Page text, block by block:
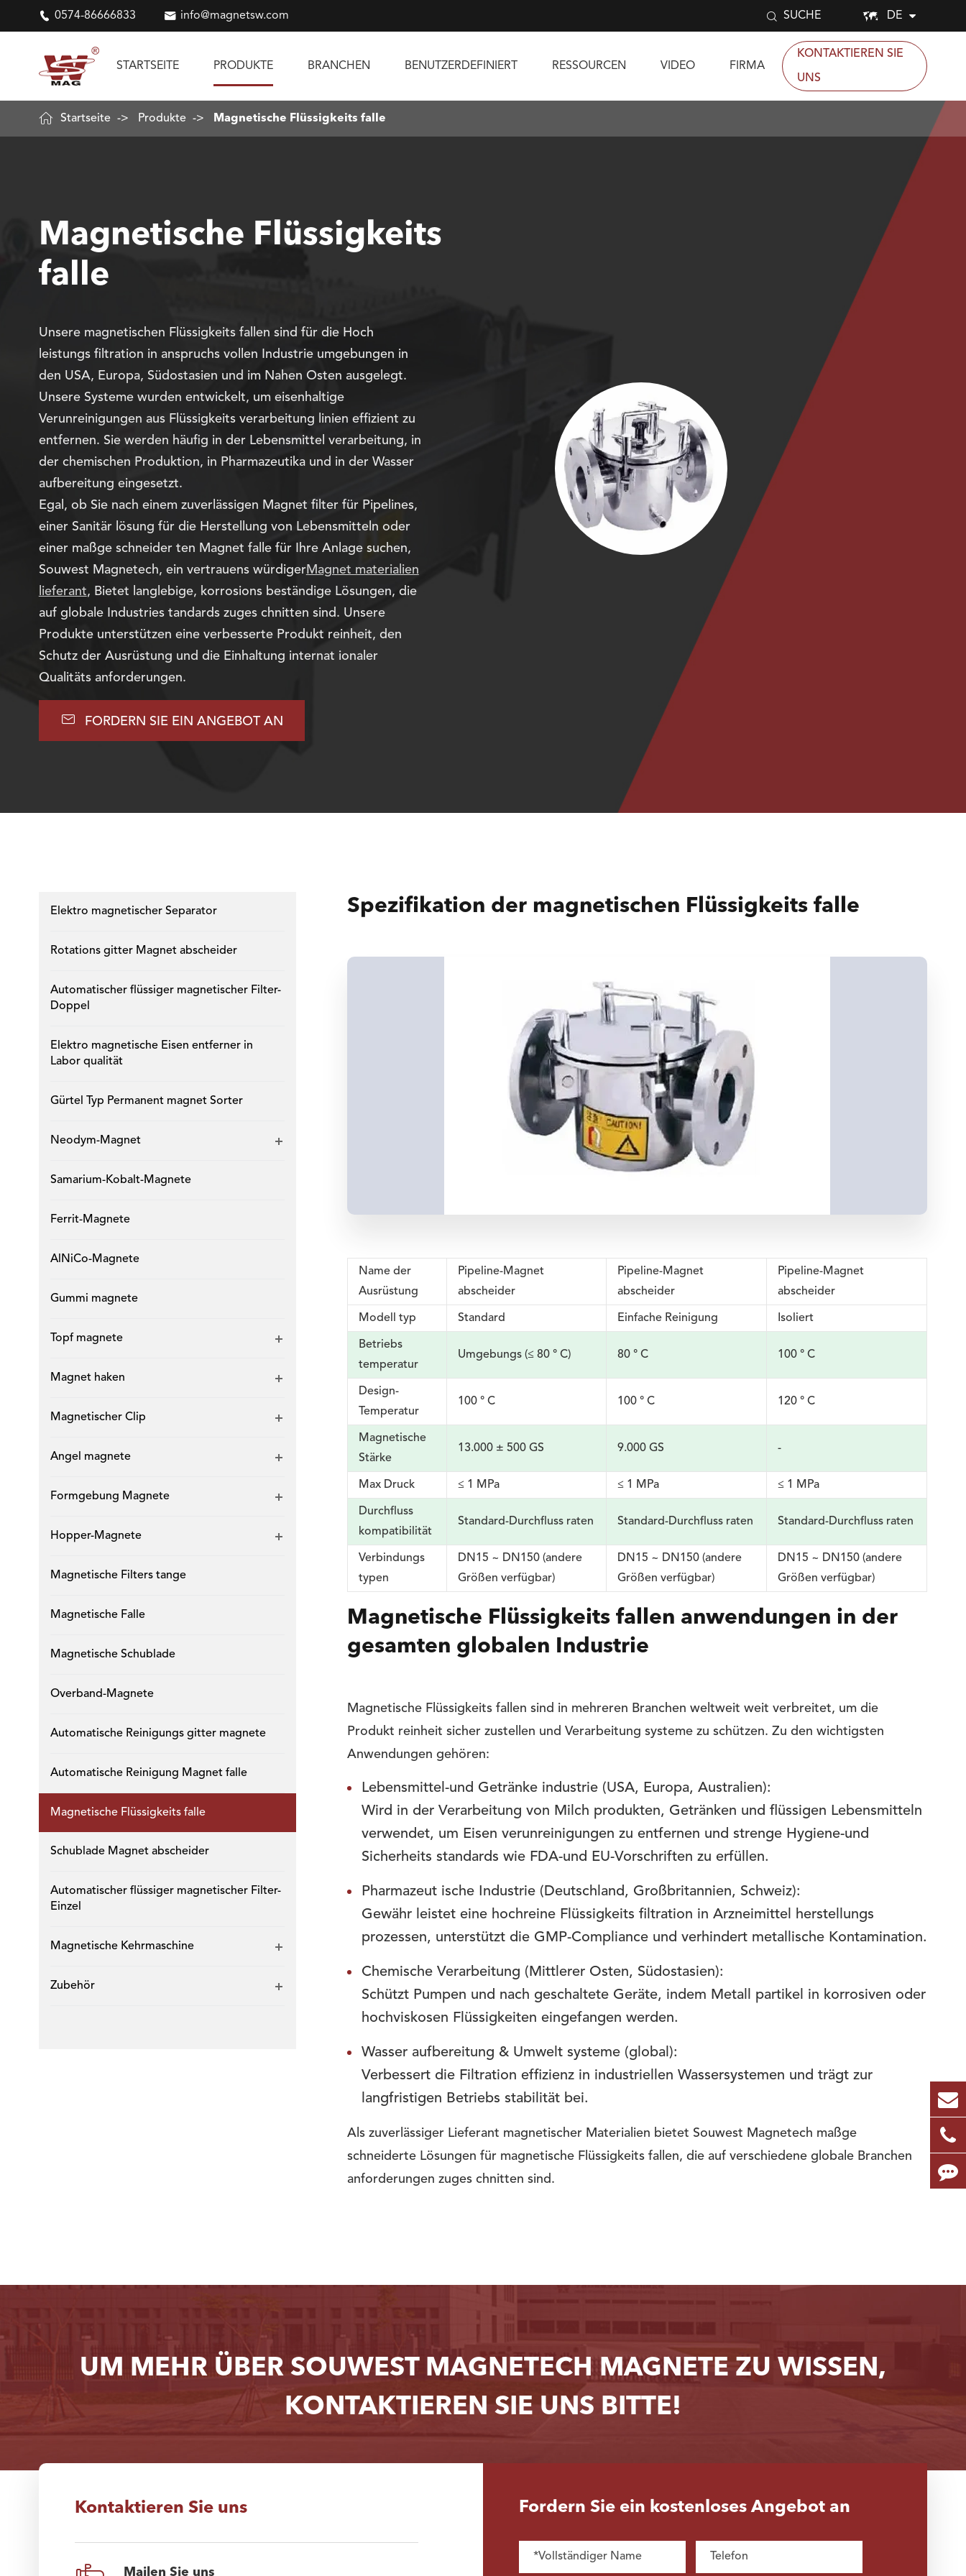
 0574-86666833  info@magnetsw.com  SUCHE  DE
STARTSEITE PRODUKTE BRANCHEN BENUTZERDEFINIERT RESSOURCEN VIDEO FIRMA
KONTAKTIEREN SIE
UNS
 Startseite Produkte Magnetische Flüssigkeits falle
Magnetische Flüssigkeits
falle
Unsere magnetischen Flüssigkeits fallen sind für die Hoch
leistungs filtration in anspruchs vollen Industrie umgebungen in
den USA, Europa, Südostasien und im Nahen Osten ausgelegt.
Unsere Systeme wurden entwickelt, um eisenhaltige
Verunreinigungen aus Flüssigkeits verarbeitung linien effizient zu
entfernen. Sie werden häufig in der Lebensmittel verarbeitung, in
der chemischen Produktion, in Pharmazeutika und in der Wasser
aufbereitung eingesetzt.
Egal, ob Sie nach einem zuverlässigen Magnet filter für Pipelines,
einer Sanitär lösung für die Herstellung von Lebensmitteln oder
einer maßge schneider ten Magnet falle für Ihre Anlage suchen,
Souwest Magnetech, ein vertrauens würdigerMagnet materialien
lieferant, Bietet langlebige, korrosions beständige Lösungen, die
auf globale Industries tandards zuges chnitten sind. Unsere
Produkte unterstützen eine verbesserte Produkt reinheit, den
Schutz der Ausrüstung und die Einhaltung internat ionaler
Qualitäts anforderungen.
 FORDERN SIE EIN ANGEBOT AN
Elektro magnetischer Separator
Rotations gitter Magnet abscheider
Automatischer flüssiger magnetischer Filter-
Doppel
Elektro magnetische Eisen entferner in
Labor qualität
Gürtel Typ Permanent magnet Sorter
Neodym-Magnet
Samarium-Kobalt-Magnete
Ferrit-Magnete
AlNiCo-Magnete
Gummi magnete
Topf magnete
Magnet haken
Magnetischer Clip
Angel magnete
Formgebung Magnete
Hopper-Magnete
Magnetische Filters tange
Magnetische Falle
Magnetische Schublade
Overband-Magnete
Automatische Reinigungs gitter magnete
Automatische Reinigung Magnet falle
Magnetische Flüssigkeits falle
Schublade Magnet abscheider
Automatischer flüssiger magnetischer Filter-
Einzel
Magnetische Kehrmaschine
Zubehör
Spezifikation der magnetischen Flüssigkeits falle
Name der
Ausrüstung
Pipeline-Magnet
abscheider
Pipeline-Magnet
abscheider
Pipeline-Magnet
abscheider
Modell typ Standard Einfache Reinigung Isoliert
Betriebs
temperatur
Umgebungs (≤ 80 ° C) 80 ° C 100 ° C
Design-
Temperatur
100 ° C 100 ° C 120 ° C
Magnetische
Stärke
13.000 ± 500 GS 9.000 GS -
Max Druck ≤ 1 MPa ≤ 1 MPa ≤ 1 MPa
Durchfluss
kompatibilität
Standard-Durchfluss raten Standard-Durchfluss raten Standard-Durchfluss raten
Verbindungs
typen
DN15 ~ DN150 (andere
Größen verfügbar)
DN15 ~ DN150 (andere
Größen verfügbar)
DN15 ~ DN150 (andere
Größen verfügbar)
Magnetische Flüssigkeits fallen anwendungen in der
gesamten globalen Industrie
Magnetische Flüssigkeits fallen sind in mehreren Branchen weltweit weit verbreitet, um die
Produkt reinheit sicher zustellen und Verarbeitung systeme zu schützen. Zu den wichtigsten
Anwendungen gehören:
Lebensmittel-und Getränke industrie (USA, Europa, Australien):
Wird in der Verarbeitung von Milch produkten, Getränken und flüssigen Lebensmitteln
verwendet, um Eisen verunreinigungen zu entfernen und strenge Hygiene-und
Sicherheits standards wie FDA-und EU-Vorschriften zu erfüllen.
Pharmazeut ische Industrie (Deutschland, Großbritannien, Schweiz):
Gewähr leistet eine hochreine Flüssigkeits filtration in Arzneimittel herstellungs
prozessen, unterstützt die GMP-Compliance und verhindert metallische Kontamination.
Chemische Verarbeitung (Mittlerer Osten, Südostasien):
Schützt Pumpen und nach geschaltete Geräte, indem Metall partikel in korrosiven oder
hochviskosen Flüssigkeiten eingefangen werden.
Wasser aufbereitung & Umwelt systeme (global):
Verbessert die Filtration effizienz in industriellen Wassersystemen und trägt zur
langfristigen Betriebs stabilität bei.
Als zuverlässiger Lieferant magnetischer Materialien bietet Souwest Magnetech maßge
schneiderte Lösungen für magnetische Flüssigkeits fallen, die auf verschiedene globale Branchen
anforderungen zuges chnitten sind.
UM MEHR ÜBER SOUWEST MAGNETECH MAGNETE ZU WISSEN,
KONTAKTIEREN SIE UNS BITTE!
Kontaktieren Sie uns
Mailen Sie uns
Fordern Sie ein kostenloses Angebot an